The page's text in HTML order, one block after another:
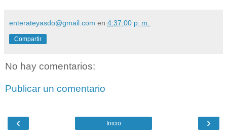
enterateyasdo@gmail.com en 4:37:00 p. m.
Compartir
No hay comentarios:
Publicar un comentario
‹ ›
Inicio